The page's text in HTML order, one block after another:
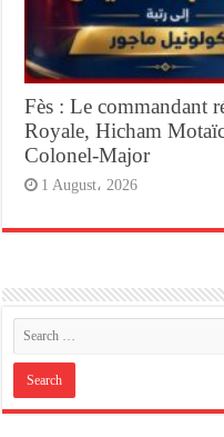
Fès : Le commandant
Royale, Hicham
Colonel-Major
1 August، 2026